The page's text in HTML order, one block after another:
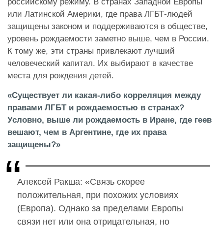
российскому режиму. В странах Западной Европы
или Латинской Америки, где права ЛГБТ-людей
защищены законом и поддерживаются в обществе,
уровень рождаемости заметно выше, чем в России.
К тому же, эти страны привлекают лучший
человеческий капитал. Их выбирают в качестве
места для рождения детей.
«Существует ли какая-либо корреляция между
правами ЛГБТ и рождаемостью в странах?
Условно, выше ли рождаемость в Иране, где геев
вешают, чем в Аргентине, где их права
защищены?»
Алексей Ракша: «Связь скорее
положительная, при похожих условиях
(Европа). Однако за пределами Европы
связи нет или она отрицательная, но